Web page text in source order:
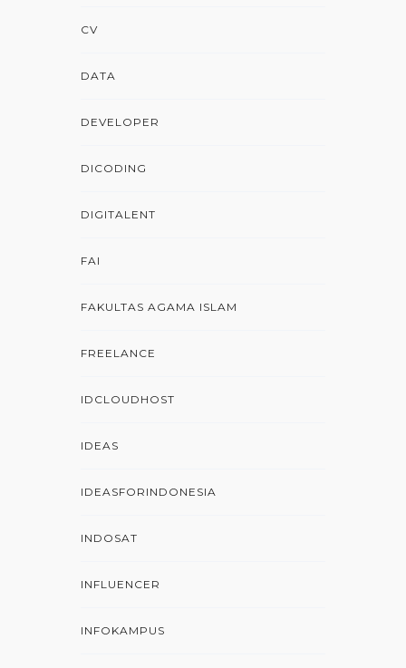
CV
DATA
DEVELOPER
DICODING
DIGITALENT
FAI
FAKULTAS AGAMA ISLAM
FREELANCE
IDCLOUDHOST
IDEAS
IDEASFORINDONESIA
INDOSAT
INFLUENCER
INFOKAMPUS